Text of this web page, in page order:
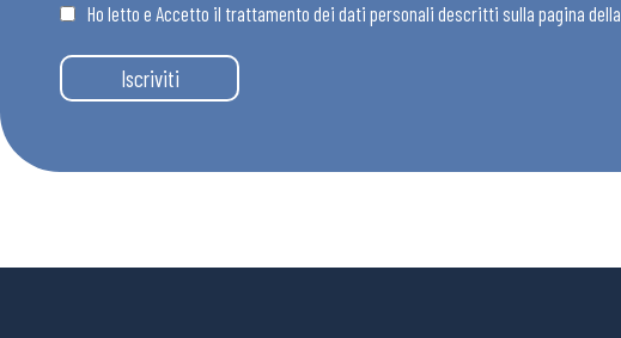
Ho letto e Accetto il trattamento dei dati personali descritti sulla pagina della
Iscriviti